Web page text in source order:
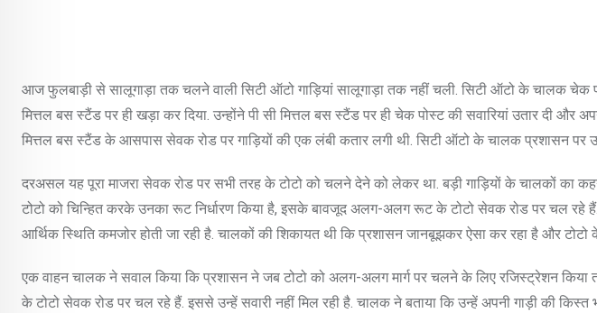
आज फुलबाड़ी से सालूगाड़ा तक चलने वाली सिटी ऑटो गाड़ियां सालूगाड़ा तक नहीं चली. सिटी ऑटो के चालक चेक
मित्तल बस स्टैंड पर ही खड़ा कर दिया. उन्होंने पी सी मित्तल बस स्टैंड पर ही चेक पोस्ट की सवारियां उतार दी और
मित्तल बस स्टैंड के आसपास सेवक रोड पर गाड़ियों की एक लंबी कतार लगी थी. सिटी ऑटो के चालक प्रशासन पर
दरअसल यह पूरा माजरा सेवक रोड पर सभी तरह के टोटो को चलने देने को लेकर था. बड़ी गाड़ियों के चालकों का
टोटो को चिन्हित करके उनका रूट निर्धारण किया है, इसके बावजूद अलग-अलग रूट के टोटो सेवक रोड पर चल रहे
आर्थिक स्थिति कमजोर होती जा रही है. चालकों की शिकायत थी कि प्रशासन जानबूझकर ऐसा कर रहा है और टोटो
एक वाहन चालक ने सवाल किया कि प्रशासन ने जब टोटो को अलग-अलग मार्ग पर चलने के लिए रजिस्ट्रेशन किया
के टोटो सेवक रोड पर चल रहे हैं. इससे उन्हें सवारी नहीं मिल रही है. चालक ने बताया कि उन्हें अपनी गाड़ी की किस्त